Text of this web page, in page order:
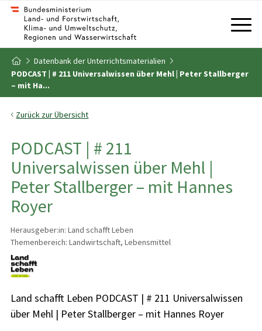
Zum Inhalt
Zum Inhaltsverzeichnis
Zur Startseite
Datenbank der Unterrichtsmaterialien
PODCAST | # 211 Universalwissen über Mehl | Peter Stallberger
– mit Ha...
Zurück zur Übersicht
PODCAST | # 211
Universalwissen über Mehl |
Peter Stallberger – mit Hannes
Royer
Herausgeber:in: Land schafft Leben
Themenbereich: Landwirtschaft, Lebensmittel
Land schafft Leben PODCAST | # 211 Universalwissen
über Mehl | Peter Stallberger – mit Hannes Royer